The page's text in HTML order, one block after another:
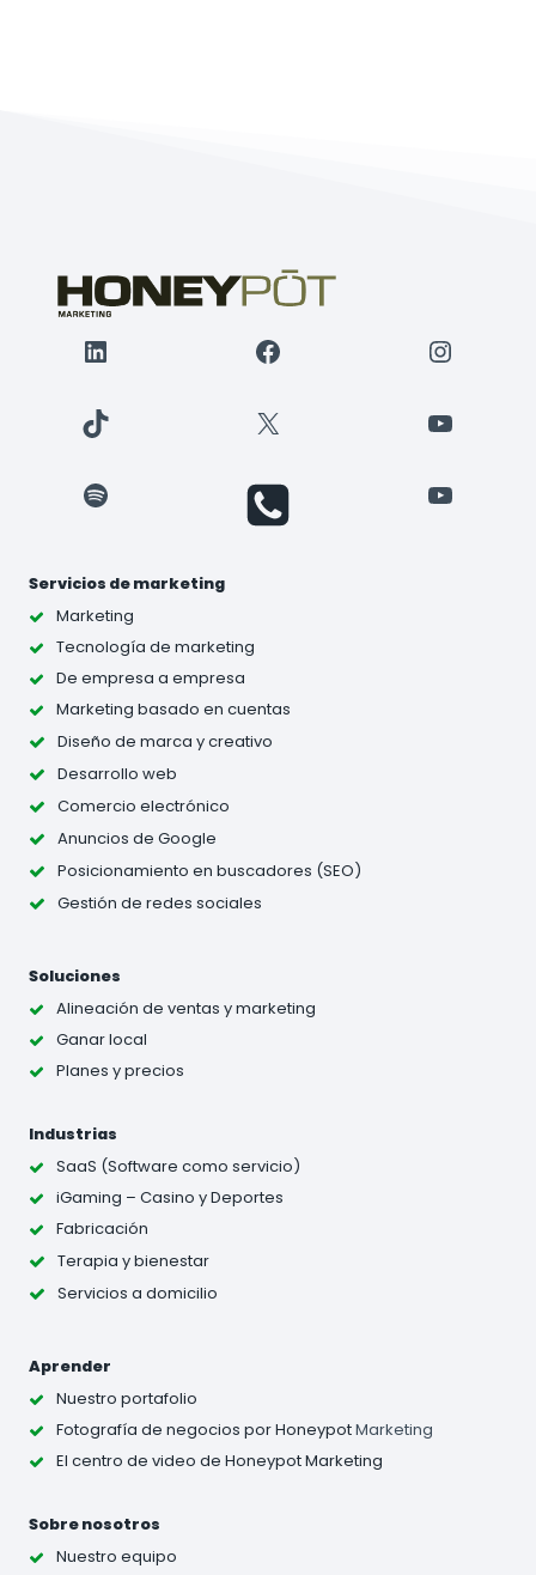
LinkedIn Facebook
TikTok X YouTube
Spotify YouTube
Servicios de marketing
Marketing
Tecnología de marketing
De empresa a empresa
Marketing basado en cuentas
Diseño de marca y creativo
Desarrollo web
Comercio electrónico
Anuncios de Google
Posicionamiento en buscadores (SEO)
Gestión de redes sociales
Soluciones
Alineación de ventas y marketing
Ganar local
Planes y precios
Industrias
SaaS (Software como servicio)
iGaming – Casino y Deportes
Fabricación
Terapia y bienestar
Servicios a domicilio
Aprender
Nuestro portafolio
Fotografía de negocios por HoneypotMarketing
El centro de video de Honeypot Marketing
Sobre nosotros
Nuestro equipo